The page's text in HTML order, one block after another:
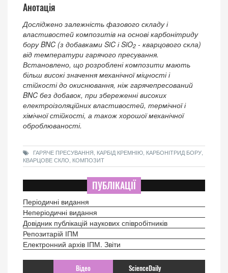
Анотація
Досліджено залежність фазового складу і
властивостей композитів на основі карбонітриду
бору BNC (з добавками SiC і SiO2 - кварцового скла)
від температури гарячого пресування.
Встановлено, що розроблені композити мають
більш високі значення механічної міцності і
стійкості до окиснювання, ніж гарячепресований
BNC без добавок, при збереженні високих
електроізоляційних властивостей, термічної і
хімічної стійкості, а також хорошої механічної
оброблюваності.
ГАРЯЧЕ ПРЕСУВАННЯ, КАРБІД КРЕМНІЮ, КАРБОНІТРИД БОРУ,
КВАРЦОВЕ СКЛО, КОМПОЗИТ
ПУБЛІКАЦІЇ
Періодичні видання
Неперіодичні видання
Довідник публікацій наукових співробітників
Репозитарій ІПМ
Електронний архів ІПМ. Звіти
Відео ScienceDaily